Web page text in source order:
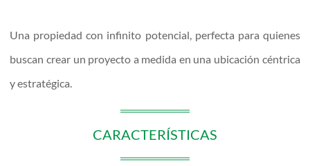
Una propiedad con infinito potencial, perfecta para quienes
buscan crear un proyecto a medida en una ubicación céntrica
y estratégica.
CARACTERÍSTICAS